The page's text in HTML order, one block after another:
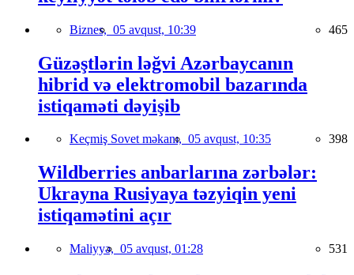
Biznes, 05 avqust, 10:39 465
Güzəştlərin ləğvi Azərbaycanın
hibrid və elektromobil bazarında
istiqaməti dəyişib
Keçmiş Sovet məkanı, 05 avqust, 10:35 398
Wildberries anbarlarına zərbələr:
Ukrayna Rusiyaya təzyiqin yeni
istiqamətini açır
Maliyyə, 05 avqust, 01:28 531